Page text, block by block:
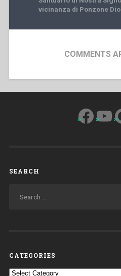
vicinanza di Ponzone
COMMENTS
SEARCH
CATEGORIES
Categories